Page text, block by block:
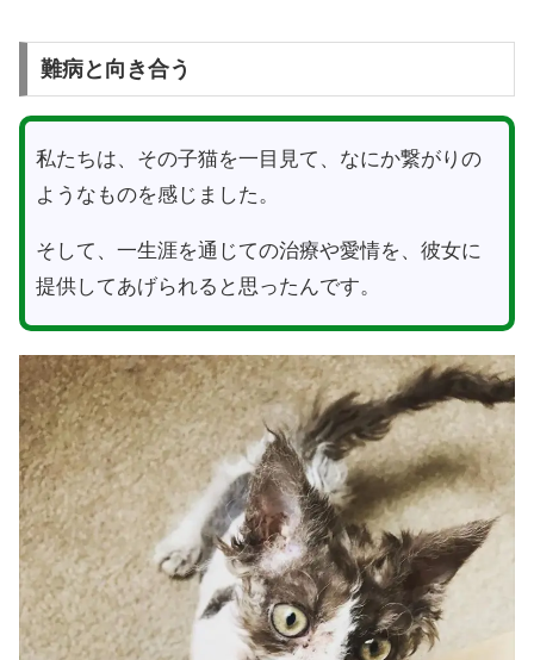
難病と向き合う
私たちは、その子猫を一目見て、なにか繋がりの
ようなものを感じました。
そして、一生涯を通じての治療や愛情を、彼女に
提供してあげられると思ったんです。